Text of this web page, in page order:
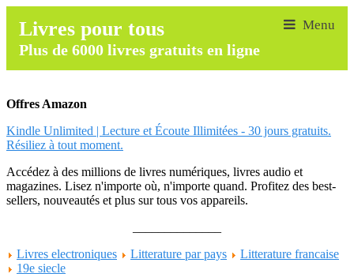
Livres pour tous
Plus de 6000 livres gratuits en ligne
Offres Amazon
Kindle Unlimited | Lecture et Écoute Illimitées - 30 jours gratuits.
Résiliez à tout moment.
Accédez à des millions de livres numériques, livres audio et
magazines. Lisez n'importe où, n'importe quand. Profitez des best-
sellers, nouveautés et plus sur tous vos appareils.
Livres electroniques
Litterature par pays
Litterature francaise
19e siecle